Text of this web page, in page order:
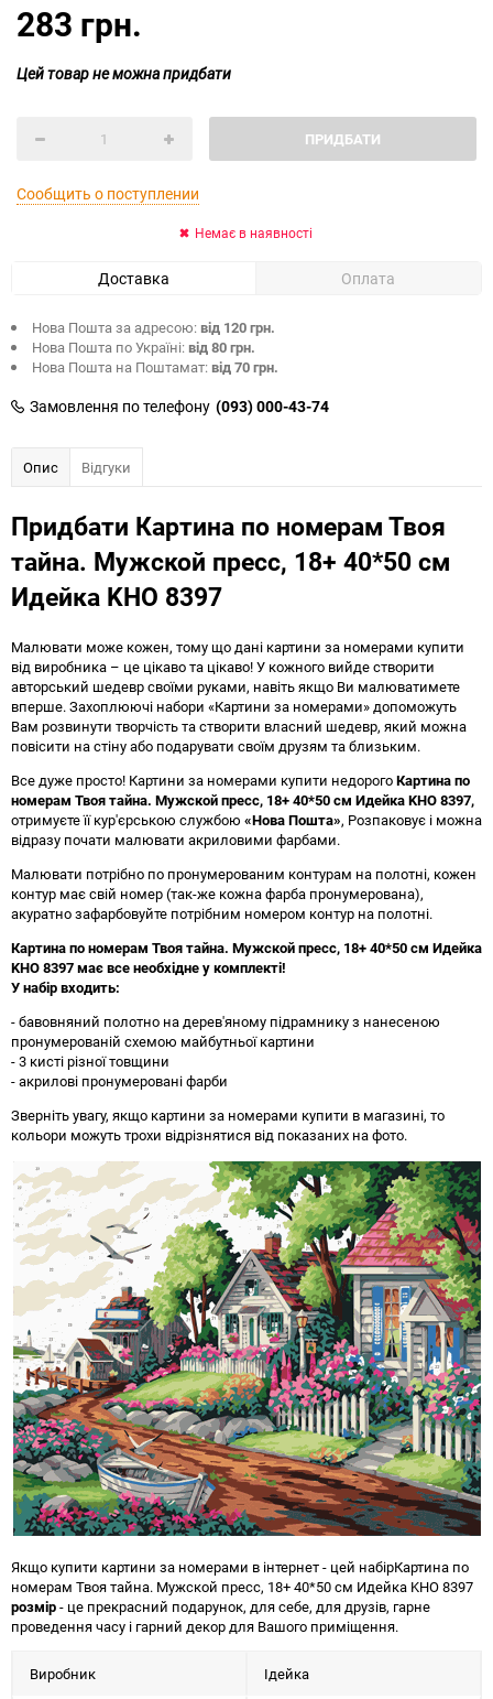
283 грн.
Цей товар не можна придбати
ПРИДБАТИ
Сообщить о поступлении
Немає в наявності
Доставка Оплата
Нова Пошта за адресою:від 120 грн.
Нова Пошта по Україні:від 80 грн.
Нова Пошта на Поштамат:від 70 грн.
Замовлення по телефону (093) 000-43-74
Опис Відгуки
Придбати Картина по номерам Твоя
тайна. Мужской пресс, 18+ 40*50 см
Идейка KHO 8397
Малювати може кожен, тому що дані картини за номерами купити
від виробника – це цікаво та цікаво! У кожного вийде створити
авторський шедевр своїми руками, навіть якщо Ви малюватимете
вперше. Захоплюючі набори «Картини за номерами» допоможуть
Вам розвинути творчість та створити власний шедевр, який можна
повісити на стіну або подарувати своїм друзям та близьким.
Все дуже просто! Картини за номерами купити недорогоКартина по
номерам Твоя тайна. Мужской пресс, 18+ 40*50 см Идейка KHO 8397,
отримуєте її кур'єрською службою «Нова Пошта», Розпаковує і можна
відразу почати малювати акриловими фарбами.
Малювати потрібно по пронумерованим контурам на полотні, кожен
контур має свій номер (так-же кожна фарба пронумерована),
акуратно зафарбовуйте потрібним номером контур на полотні.
Картина по номерам Твоя тайна. Мужской пресс, 18+ 40*50 см Идейка
KHO 8397 має все необхідне у комплекті!
У набір входить:
- бавовняний полотно на дерев'яному підрамнику з нанесеною
пронумерованій схемою майбутньої картини
- 3 кисті різної товщини
- акрилові пронумеровані фарби
Зверніть увагу, якщо картини за номерами купити в магазині, то
кольори можуть трохи відрізнятися від показаних на фото.
Якщо купити картини за номерами в інтернет - цей набірКартина по
номерам Твоя тайна. Мужской пресс, 18+ 40*50 см Идейка KHO 8397
розмір- це прекрасний подарунок, для себе, для друзів, гарне
проведення часу і гарний декор для Вашого приміщення.
Виробник Ідейка